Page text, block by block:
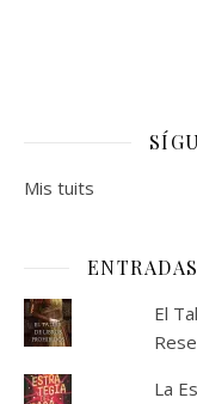
Mis tuits
El
La